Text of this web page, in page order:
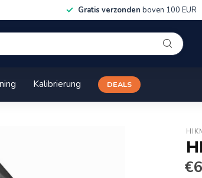
Gratis verzonden boven 100 EUR
Kalibrierung DEALS